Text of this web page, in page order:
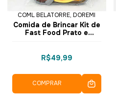
COML BELATORRE, DOREMI
Comida de Brincar Kit de
Fast Food Prato e
R$49,99
COMPRAR